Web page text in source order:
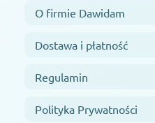
O firmie Dawidam
Dostawa i płatność
Regulamin
Polityka Prywatności